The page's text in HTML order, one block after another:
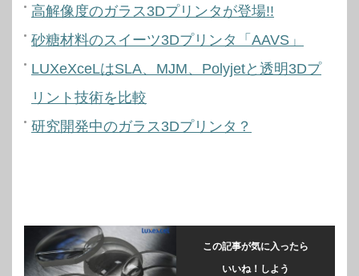
高解像度のガラス3Dプリンタが登場!!
砂糖材料のスイーツ3Dプリンタ「AAVS」
LUXeXceLはSLA、MJM、Polyjetと透明3Dプ
リント技術を比較
研究開発中のガラス3Dプリンタ？
この記事が気に入ったら
いいね！しよう